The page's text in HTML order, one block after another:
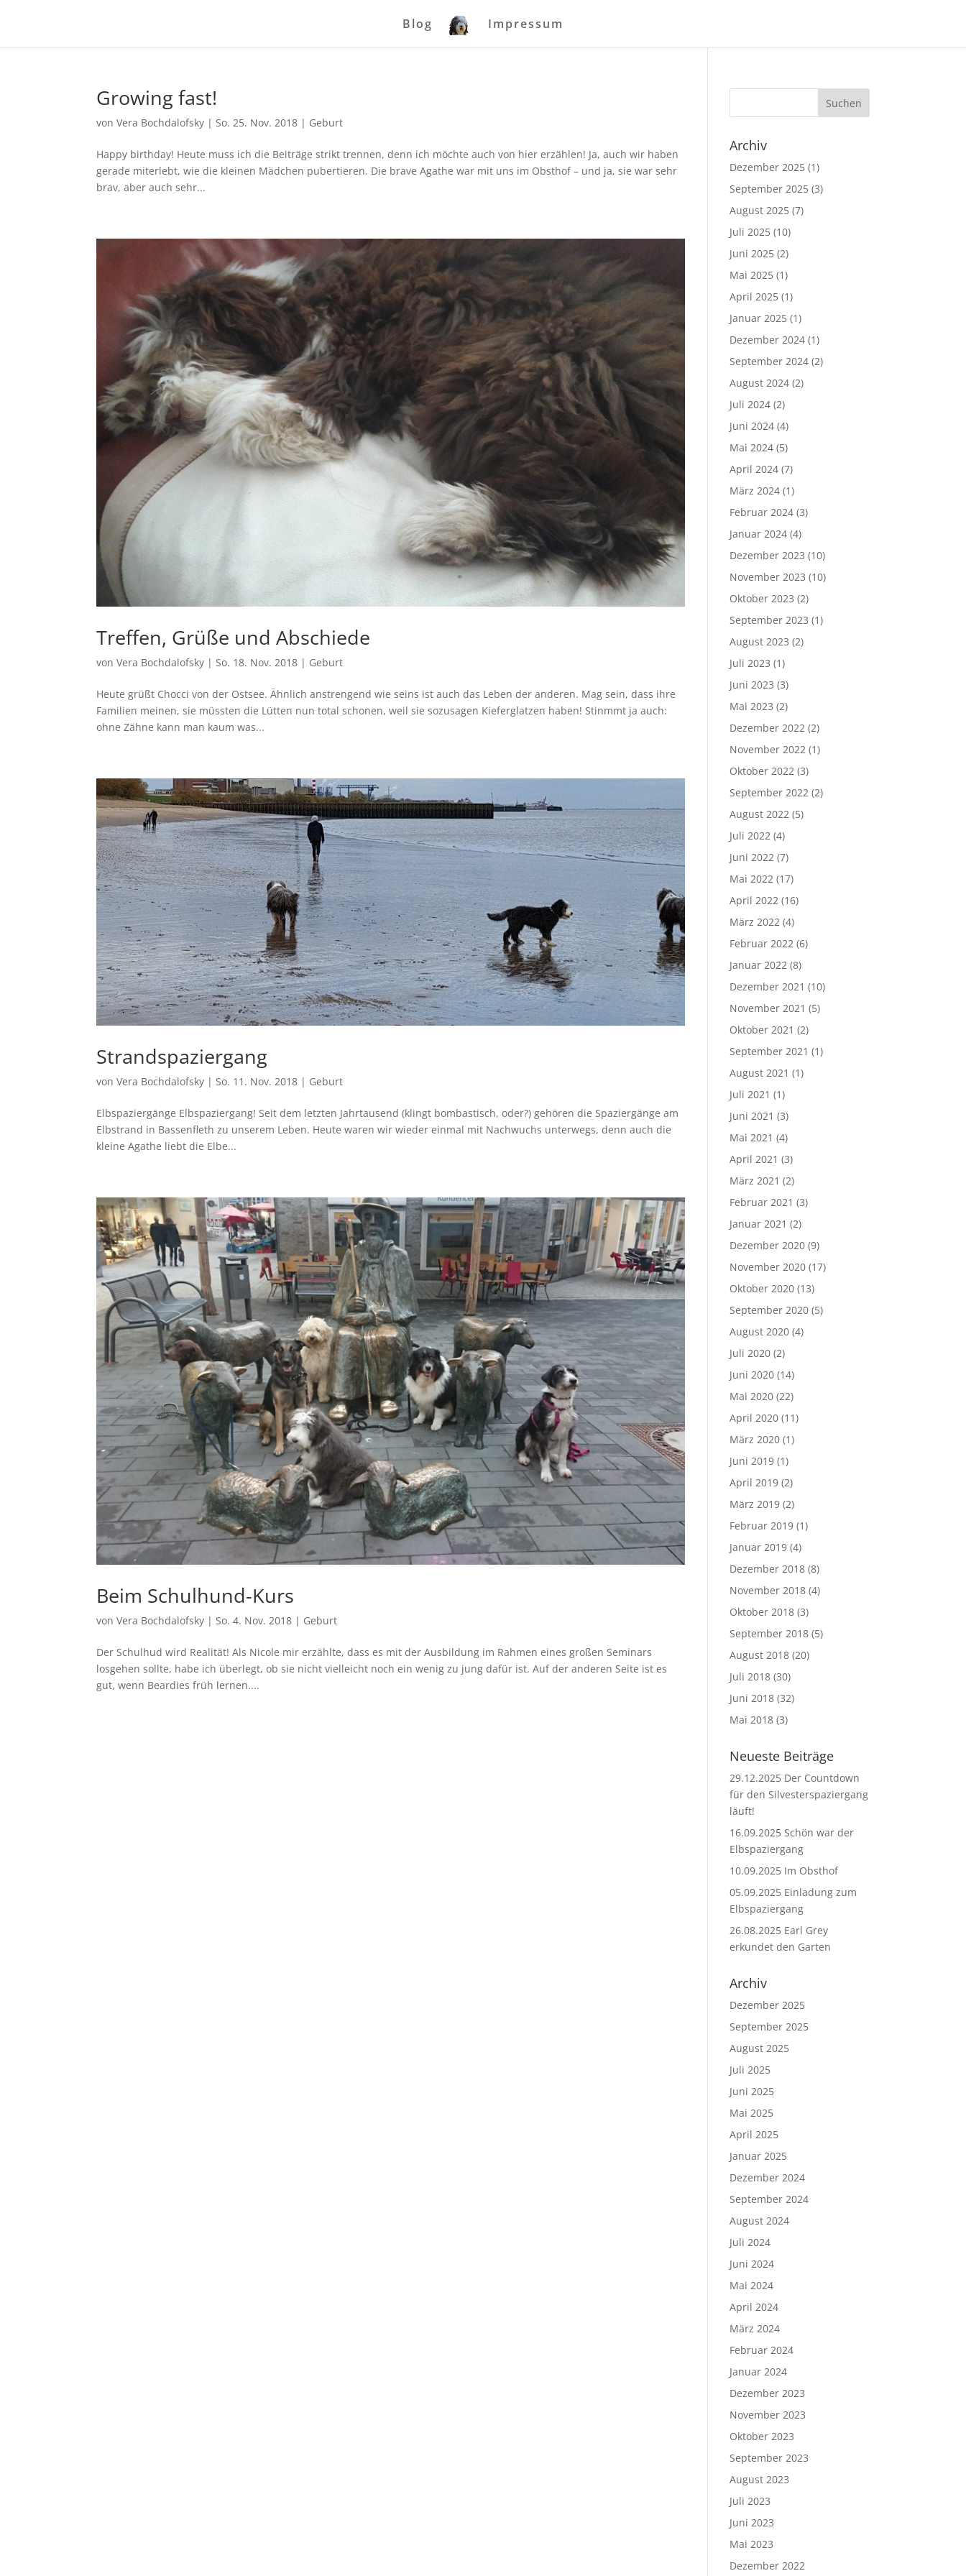
Blog Impressum
Growing fast!
vonVera Bochdalofsky |So. 25. Nov. 2018 | Geburt
Happy birthday! Heute muss ich die Beiträge strikt trennen, denn ich möchte auch von hier erzählen! Ja, auch wir haben
gerade miterlebt, wie die kleinen Mädchen pubertieren. Die brave Agathe war mit uns im Obsthof – und ja, sie war sehr
brav, aber auch sehr...
Treffen, Grüße und Abschiede
vonVera Bochdalofsky | So. 18. Nov. 2018 | Geburt
Heute grüßt Chocci von der Ostsee. Ähnlich anstrengend wie seins ist auch das Leben der anderen. Mag sein, dass ihre
Familien meinen, sie müssten die Lütten nun total schonen, weil sie sozusagen Kieferglatzen haben! Stinmmt ja auch:
ohne Zähne kann man kaum was...
Strandspaziergang
vonVera Bochdalofsky | So. 11. Nov. 2018 | Geburt
Elbspaziergänge Elbspaziergang! Seit dem letzten Jahrtausend (klingt bombastisch, oder?) gehören die Spaziergänge am
Elbstrand in Bassenfleth zu unserem Leben. Heute waren wir wieder einmal mit Nachwuchs unterwegs, denn auch die
kleine Agathe liebt die Elbe...
Beim Schulhund-Kurs
vonVera Bochdalofsky |So. 4. Nov. 2018 | Geburt
Der Schulhud wird Realität! Als Nicole mir erzählte, dass es mit der Ausbildung im Rahmen eines großen Seminars
losgehen sollte, habe ich überlegt, ob sie nicht vielleicht noch ein wenig zu jung dafür ist. Auf der anderen Seite ist es
gut, wenn Beardies früh lernen....
Archiv
Dezember 2025 (1)
September 2025 (3)
August 2025 (7)
Juli 2025 (10)
Juni 2025 (2)
Mai 2025 (1)
April 2025 (1)
Januar 2025 (1)
Dezember 2024 (1)
September 2024 (2)
August 2024 (2)
Juli 2024 (2)
Juni 2024 (4)
Mai 2024 (5)
April 2024 (7)
März 2024 (1)
Februar 2024 (3)
Januar 2024 (4)
Dezember 2023 (10)
November 2023 (10)
Oktober 2023 (2)
September 2023 (1)
August 2023 (2)
Juli 2023 (1)
Juni 2023 (3)
Mai 2023 (2)
Dezember 2022 (2)
November 2022 (1)
Oktober 2022 (3)
September 2022 (2)
August 2022 (5)
Juli 2022 (4)
Juni 2022 (7)
Mai 2022 (17)
April 2022 (16)
März 2022 (4)
Februar 2022 (6)
Januar 2022 (8)
Dezember 2021 (10)
November 2021 (5)
Oktober 2021 (2)
September 2021 (1)
August 2021 (1)
Juli 2021 (1)
Juni 2021 (3)
Mai 2021 (4)
April 2021 (3)
März 2021 (2)
Februar 2021 (3)
Januar 2021 (2)
Dezember 2020 (9)
November 2020 (17)
Oktober 2020 (13)
September 2020 (5)
August 2020 (4)
Juli 2020 (2)
Juni 2020 (14)
Mai 2020 (22)
April 2020 (11)
März 2020 (1)
Juni 2019 (1)
April 2019 (2)
März 2019 (2)
Februar 2019 (1)
Januar 2019 (4)
Dezember 2018 (8)
November 2018 (4)
Oktober 2018 (3)
September 2018 (5)
August 2018 (20)
Juli 2018 (30)
Juni 2018 (32)
Mai 2018 (3)
Neueste Beiträge
29.12.2025 Der Countdown
für den Silvesterspaziergang
läuft!
16.09.2025 Schön war der
Elbspaziergang
10.09.2025 Im Obsthof
05.09.2025 Einladung zum
Elbspaziergang
26.08.2025 Earl Grey
erkundet den Garten
Archiv
Dezember 2025
September 2025
August 2025
Juli 2025
Juni 2025
Mai 2025
April 2025
Januar 2025
Dezember 2024
September 2024
August 2024
Juli 2024
Juni 2024
Mai 2024
April 2024
März 2024
Februar 2024
Januar 2024
Dezember 2023
November 2023
Oktober 2023
September 2023
August 2023
Juli 2023
Juni 2023
Mai 2023
Dezember 2022